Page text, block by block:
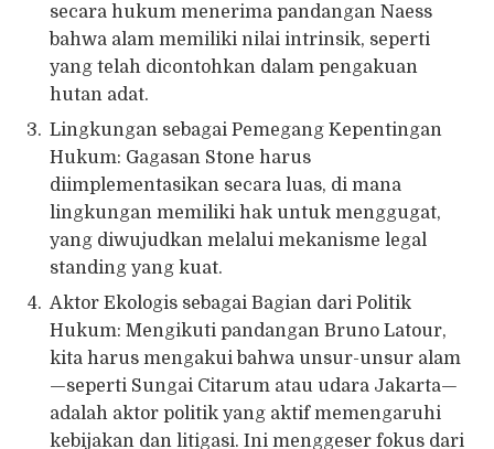
secara hukum menerima pandangan Naess
bahwa alam memiliki nilai intrinsik, seperti
yang telah dicontohkan dalam pengakuan
hutan adat.
Lingkungan sebagai Pemegang Kepentingan
Hukum: Gagasan Stone harus
diimplementasikan secara luas, di mana
lingkungan memiliki hak untuk menggugat,
yang diwujudkan melalui mekanisme legal
standing yang kuat.
Aktor Ekologis sebagai Bagian dari Politik
Hukum: Mengikuti pandangan Bruno Latour,
kita harus mengakui bahwa unsur-unsur alam
—seperti Sungai Citarum atau udara Jakarta—
adalah aktor politik yang aktif memengaruhi
kebijakan dan litigasi. Ini menggeser fokus dari